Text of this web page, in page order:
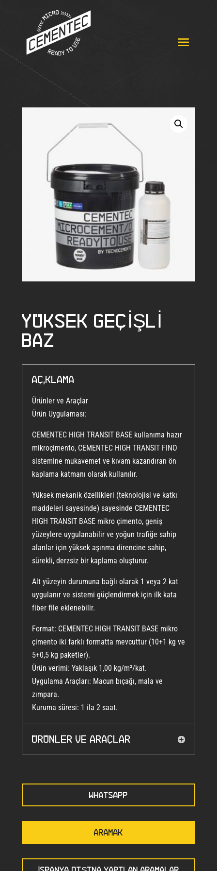
YÜKSEK GEÇIŞLI
BAZ
Açıklama
Ürünler ve Araçlar
Ürün Uygulaması:
CEMENTEC HIGH TRANSIT BASE kullanıma hazır
mikroçimento, CEMENTEC HIGH TRANSIT FINO
sistemine mukavemet ve kıvam kazandıran ön
kaplama katmanı olarak kullanılır.
Yüksek mekanik özellikleri (teknolojisi ve katkı
maddeleri sayesinde) sayesinde CEMENTEC
HIGH TRANSIT BASE mikro çimento, geniş
yüzeylere uygulanabilir ve yoğun trafiğe sahip
alanlar için yüksek aşınma direncine sahip,
sürekli, derzsiz bir kaplama oluşturur.
Alt yüzeyin durumuna bağlı olarak 1 veya 2 kat
uygulanır ve sistemi güçlendirmek için ilk kata
fiber file eklenebilir.
Format: CEMENTEC HIGH TRANSIT BASE mikro
çimento iki farklı formatta mevcuttur (10+1 kg ve
5+0,5 kg paketler).
Ürün verimi: Yaklaşık 1,00 kg/m²/kat.
Uygulama Araçları: Macun bıçağı, mala ve
zımpara.
Kuruma süresi: 1 ila 2 saat.
Ürünler ve araçlar
WHATSAPP
ARAMAK